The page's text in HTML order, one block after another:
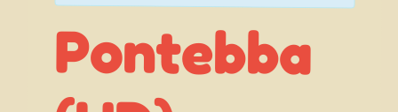
Pontebba
Settembre